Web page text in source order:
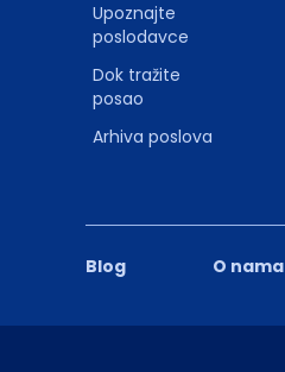
Blog O nama
Upoznajte
poslodavce
Dok tražite
posao
Arhiva poslova